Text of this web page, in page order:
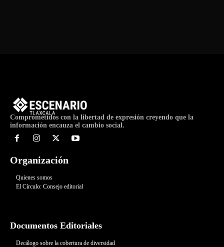
Comprometidos con la libertad de expresión creyendo que la
información encauza el cambio social.
Organización
Quienes somos
El Círculo: Consejo editorial
Documentos Editoriales
Decálogo sobre la cobertura de diversidad